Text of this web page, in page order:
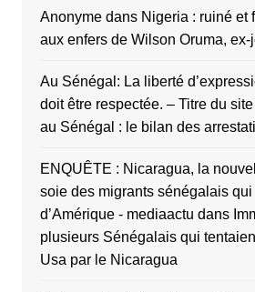
Anonymedans Nigeria : ruiné et
aux enfers de Wilson Oruma, ex-
Au Sénégal: La liberté
doit être respectée. – Titre du site
au Sénégal : le bilan des
ENQUÊTE : Nicaragua, la
soie des migrants sénégalais qui
d’Amérique - mediaactu dans
plusieurs Sénégalais qui
Usa par le Nicaragua